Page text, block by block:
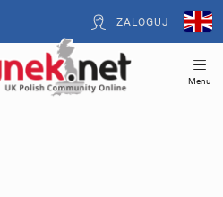
ZALOGUJ
Menu